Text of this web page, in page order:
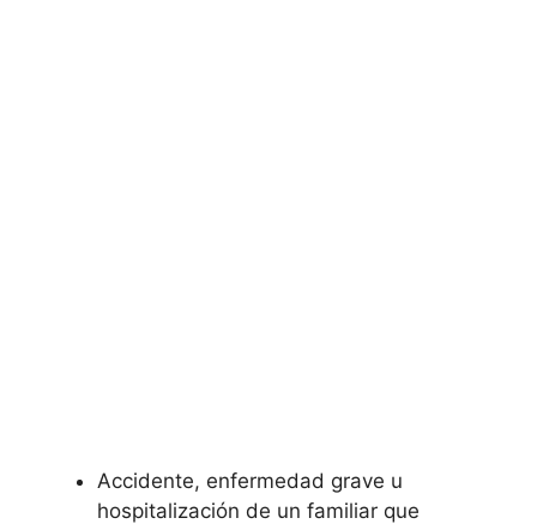
Accidente, enfermedad grave u
hospitalización de un familiar que